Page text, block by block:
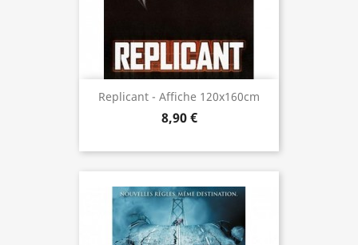
Replicant - Affiche 120x160cm
8,90 €